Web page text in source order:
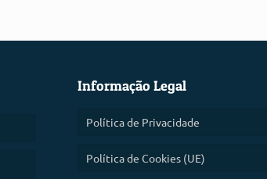
Informação Legal
Política de Privacidade
Política de Cookies (UE)